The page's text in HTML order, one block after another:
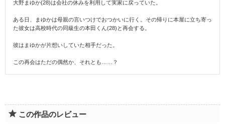
大野まゆか(28)は会社の休みを利用して実家に戻っていた。
ある日、まゆかは母親の言いつけでおつかいに行く。その帰りに本屋に立ち寄っ
た彼女は高校時代の同級生の本田くん(28)と再会する。
彼はまゆかが片想いしていた相手だった。
この再会はただの偶然か、それとも……？
この作品のレビュー